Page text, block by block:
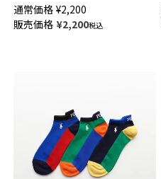
足底パイル EA カジュアルソッ
クス メンズ 【365日最短翌日発
通常価格 ¥2,200
販売価格 ¥2,200税込